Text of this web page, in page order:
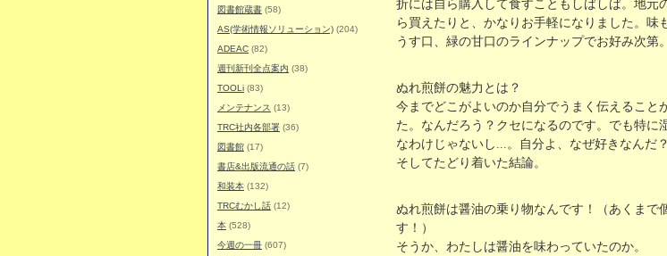
図書館蔵書 (58)
AS(学術情報ソリューション) (204)
ADEAC (82)
週刊新刊全点案内 (38)
TOOLi (83)
メンテナンス (13)
TRC社内各部署 (36)
図書館 (17)
書店&出版流通の話 (7)
和装本 (132)
TRCむかし話 (12)
本 (528)
今週の一冊 (607)
折には自ら購入して食すこともしばしば。地元
ら買えたりと、かなりお手軽になりました。味
うす口、緑の甘口のラインナップでお好み次第。
ぬれ煎餅の魅力とは？
今までどこがよいのか自分でうまく伝えること
た。なんだろう？クセになるのです。でも特に
なわけじゃないし...。自分よ、なぜ好きなんだ？
そしてたどり着いた結論。
ぬれ煎餅は醤油の乗り物なんです！（あくまで
す！）
そうか、わたしは醤油を味わっていたのか。